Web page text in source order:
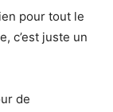
pour tout le
c’est juste un
de